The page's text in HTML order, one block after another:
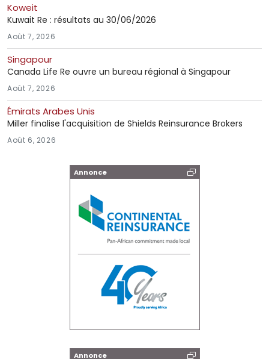
Koweit
Kuwait Re : résultats au 30/06/2026
Août 7, 2026
Singapour
Canada Life Re ouvre un bureau régional à Singapour
Août 7, 2026
Émirats Arabes Unis
Miller finalise l'acquisition de Shields Reinsurance Brokers
Août 6, 2026
Annonce
Annonce